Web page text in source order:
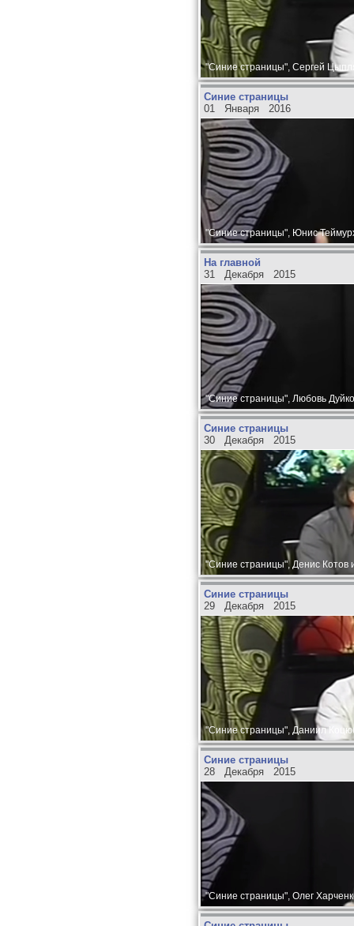
"Синие страницы", Сергей
Синие страницы
01 Января 2016
"Синие страницы", Юнис
На главной
31 Декабря 2015
"Синие страницы", Любовь
Синие страницы
30 Декабря 2015
"Синие страницы", Денис Котов
Синие страницы
29 Декабря 2015
"Синие страницы", Даниил
Синие страницы
28 Декабря 2015
"Синие страницы", Олег